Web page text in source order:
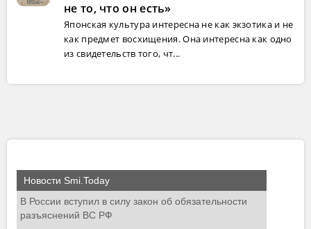
не то, что он есть»
Японская культура интересна не как экзотика и не
как предмет восхищения. Она интересна как одно
из свидетельств того, чт...